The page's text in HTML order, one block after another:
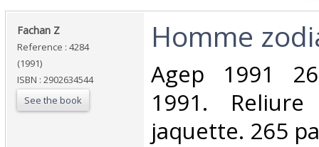
‎Fachan Z‎
Reference : 4284
(1991)
ISBN : 2902634544
See the book
‎Homme
‎Agep 1991
1991.
jaquette. 265